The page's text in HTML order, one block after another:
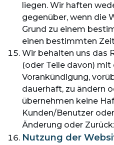
liegen. Wir haften
gegenüber, wenn die
Grund zu einem
einen bestimmten
Wir behalten uns das
(oder Teile davon) mit
Vorankündigung,
dauerhaft, zu ändern
übernehmen keine
Kunden/Benutzer
Änderung oder
Nutzung der